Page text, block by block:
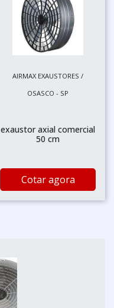
AIRMAX EXAUSTORES /
OSASCO - SP
exaustor axial comercial
50 cm
Cotar agora